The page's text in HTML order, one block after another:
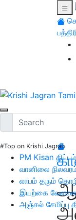
#Top on Krishi Jagran
PM Kisan திட்டம்
வானிலை
லாபம் தரும்
இயற்கை
அஞ்சல் சேமிப்பு